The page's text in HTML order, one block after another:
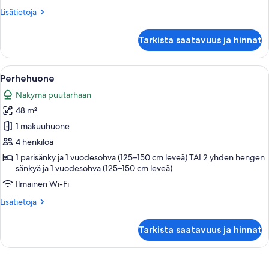
yhden
kuvat
Lisätietoja
Lisätietoja
deluxe-
huone
(kaksi
sänkyä),
2
yhden
hengen
sänkyä
Tarkista saatavuus ja hinnat
Avaa
kaikki
huonetyypin
Perhehuone
kuvat
Hotellihuone, jossa on suuri sänky,
6
Perhehuone
Näkymä puutarhaan
48 m²
1 makuuhuone
4 henkilöä
1 parisänky ja 1 vuodesohva (125–150 cm leveä) TAI 2 yhden hengen
sänkyä ja 1 vuodesohva (125–150 cm leveä)
Ilmainen Wi-Fi
Lisätietoja
Lisätietoja
Tarkista saatavuus ja hinnat